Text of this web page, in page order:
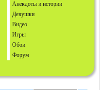
Анекдоты и истории
Девушки
Видео
Игры
Обои
Форум